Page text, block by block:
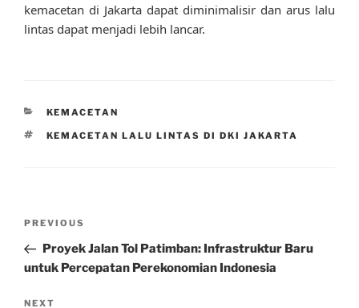
kemacetan di Jakarta dapat diminimalisir dan arus lalu
lintas dapat menjadi lebih lancar.
CATEGORIES
KEMACETAN
TAGS
KEMACETAN LALU LINTAS DI DKI JAKARTA
Previous
Post
PREVIOUS
Proyek Jalan Tol Patimban: Infrastruktur Baru
untuk Percepatan Perekonomian Indonesia
Next
NEXT